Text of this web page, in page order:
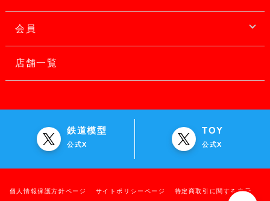
会員
店舗一覧
鉄道模型
公式X
TOY
公式X
個人情報保護方針ページ サイトポリシーページ 特定商取引に関する表示